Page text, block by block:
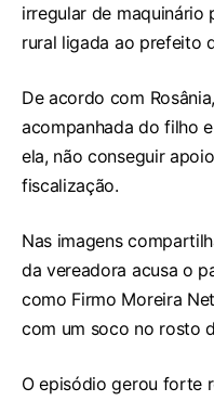
irregular de maquinário
rural ligada ao prefeito
De acordo com
acompanhada do filho
ela, não conseguir
fiscalização.
Nas imagens
da vereadora acusa o
como Firmo Moreira
com um soco no rosto
O episódio gerou forte